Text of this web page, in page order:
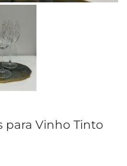
para Vinho Tinto